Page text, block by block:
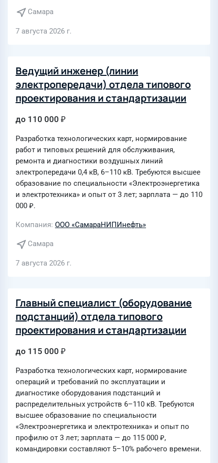
Самара
7 августа 2026 г.
Ведущий инженер (линии
электропередачи) отдела типового
проектирования и стандартизации
до 110 000 ₽
Разработка технологических карт, нормирование
работ и типовых решений для обслуживания,
ремонта и диагностики воздушных линий
электропередачи 0,4 кВ, 6–110 кВ. Требуются высшее
образование по специальности «Электроэнергетика
и электротехника» и опыт от 3 лет; зарплата — до 110
000 ₽.
Компания ООО «СамараНИПИнефть»
Самара
7 августа 2026 г.
Главный специалист (оборудование
подстанций) отдела типового
проектирования и стандартизации
до 115 000 ₽
Разработка технологических карт, нормирование
операций и требований по эксплуатации и
диагностике оборудования подстанций и
распределительных устройств 6–110 кВ. Требуются
высшее образование по специальности
«Электроэнергетика и электротехника» и опыт по
профилю от 3 лет; зарплата — до 115 000 ₽,
командировки составляют 5–10% рабочего времени.